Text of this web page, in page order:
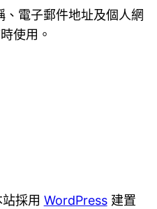
、電子郵件地址及個人網
使用。
採用 WordPress建置